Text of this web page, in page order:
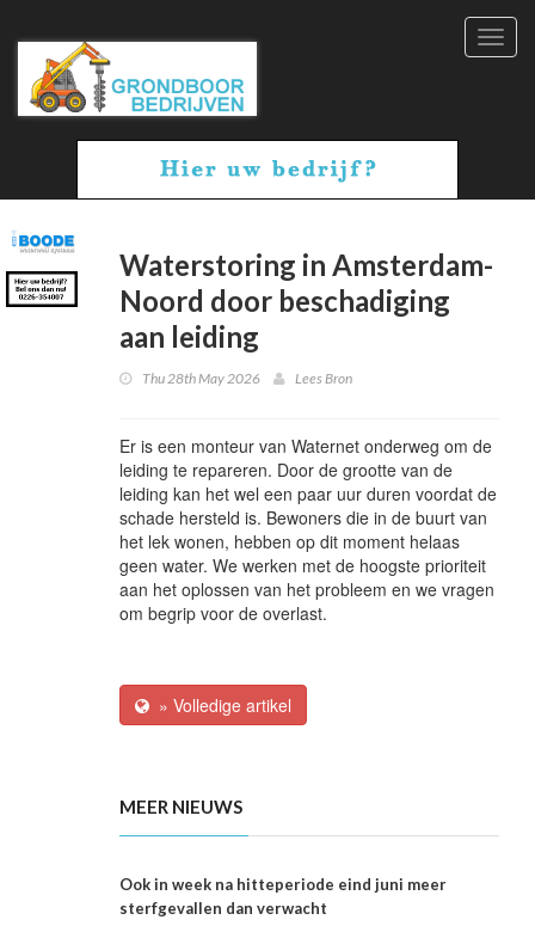
Waterstoring in Amsterdam-
Noord door beschadiging
aan leiding
Thu 28th May 2026 Lees Bron
Er is een monteur van Waternet onderweg om de
leiding te repareren. Door de grootte van de
leiding kan het wel een paar uur duren voordat de
schade hersteld is. Bewoners die in de buurt van
het lek wonen, hebben op dit moment helaas
geen water. We werken met de hoogste prioriteit
aan het oplossen van het probleem en we vragen
om begrip voor de overlast.
» Volledige artikel
MEER NIEUWS
Ook in week na hitteperiode eind juni meer
sterfgevallen dan verwacht